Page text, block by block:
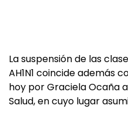
La suspensión de las
AH1N1 coincide además
hoy por Graciela Ocaña
Salud, en cuyo lugar